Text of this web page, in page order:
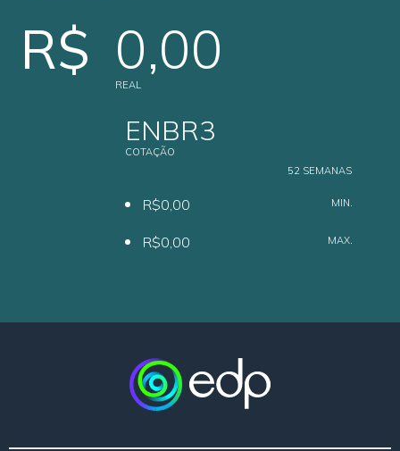
R$ 0,00
REAL
ENBR3
COTAÇÃO
52 SEMANAS
R$0,00 MIN.
R$0,00 MAX.